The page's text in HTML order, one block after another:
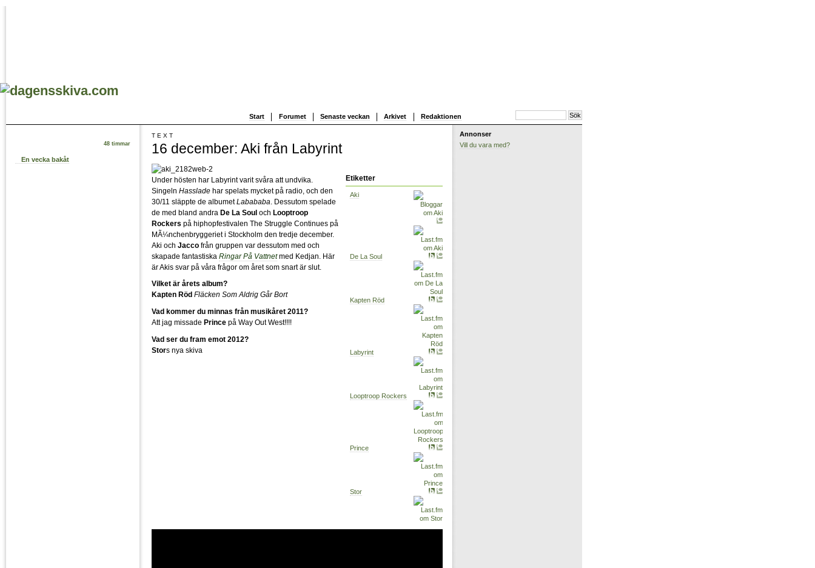
Start Forumet Senaste veckan Arkivet Redaktionen
48 timmar
En vecka bakåt
TEXT
16 december: Aki från Labyrint
Etiketter
Aki
De La Soul
Kapten Röd
Labyrint
Looptroop Rockers
Prince
Stor
Under hösten har Labyrint varit svåra att undvika.
Singeln Hasslade har spelats mycket på radio, och den
30/11 släppte de albumetLabababa . Dessutom spelade
de med bland andra De La Soul och Looptroop
Rockers på hiphopfestivalen The Struggle Continues på
MÃ¼nchenbryggeriet i Stockholm den tredje december.
Aki och Jacco från gruppen var dessutom med och
skapade fantastiska Ringar På Vattnetmed Kedjan. Här
är Akis svar på våra frågor om året som snart är slut.
Vilket är årets album?
Kapten Röd Fläcken Som Aldrig Går Bort
Vad kommer du minnas från musikåret 2011?
Att jag missade Prince på Way Out West!!!!
Vad ser du fram emot 2012?
Stors nya skiva
Annonser
Vill du vara med?